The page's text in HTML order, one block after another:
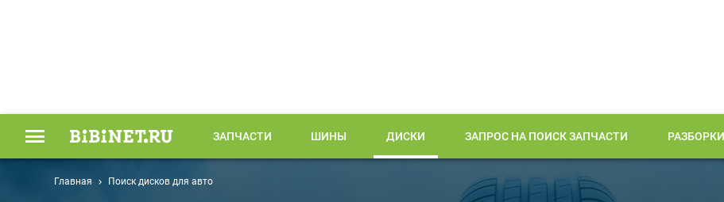
ЗАПЧАСТИ ШИНЫ ДИСКИ ЗАПРОС НА ПОИСК ЗАПЧАСТИ
Главная Поиск дисков для авто